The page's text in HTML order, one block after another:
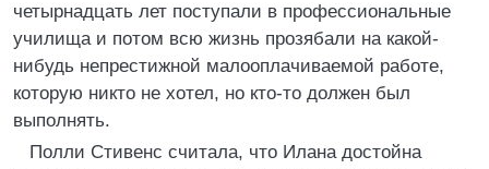
четырнадцать лет поступали в профессиональные
училища и потом всю жизнь прозябали на какой-
нибудь непрестижной малооплачиваемой работе,
которую никто не хотел, но кто-то должен был
выполнять.
Полли Стивенс считала, что Илана достойна